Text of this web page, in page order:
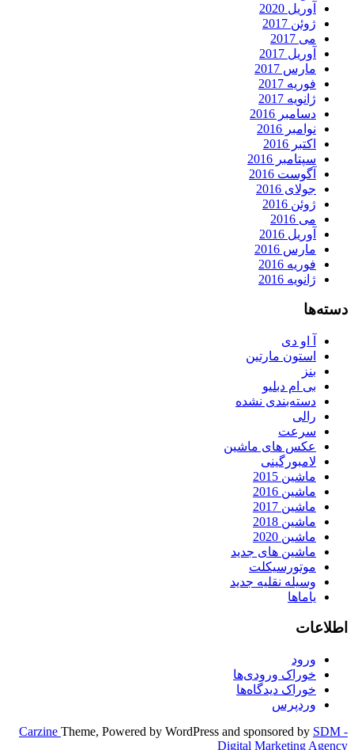
آوریل 2020
ژوئن 2017
می 2017
آوریل 2017
مارس 2017
فوریه 2017
ژانویه 2017
دسامبر 2016
نوامبر 2016
اکتبر 2016
سپتامبر 2016
آگوست 2016
جولای 2016
ژوئن 2016
می 2016
آوریل 2016
مارس 2016
فوریه 2016
ژانویه 2016
دسته‌ها
آ او دی
استون مارتین
بنز
بی ام دبلیو
دسته‌بندی نشده
رالی
سرعت
عکس های ماشین
لامبورگینی
ماشین 2015
ماشین 2016
ماشین 2017
ماشین 2018
ماشین 2020
ماشین های جدید
موتورسیکلت
وسیله نقلیه جدید
یاماها
اطلاعات
ورود
خوراک ورودی‌ها
خوراک دیدگاه‌ها
وردپرس
Carzine Theme, Powered by WordPress and sponsored by SDM -
Digital Marketing Agency